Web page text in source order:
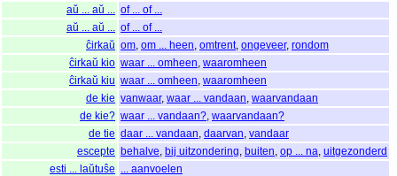
aŭ ... aŭ ...
of ... of ...
aŭ ... aŭ ...
of ... of ...
ĉirkaŭ om om ... heen omtrent, ongeveer, rondom
ĉirkaŭ kio waar ... omheen waaromheen
ĉirkaŭ kiu waar ... omheen waaromheen
de kie vanwaar, waar ... vandaan waarvandaan
de kie? waar ... vandaan? waarvandaan?
de tie daar ... vandaan daarvan vandaar
escepte behalve bij uitzondering buiten op ... na uitgezonderd
esti ... laŭtuŝe
... aanvoelen